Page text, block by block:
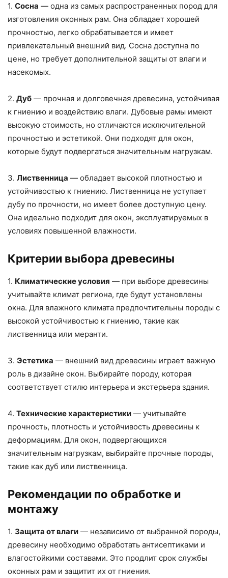
1. Сосна — одна из самых распространенных пород для
изготовления оконных рам. Она обладает хорошей
прочностью, легко обрабатывается и имеет
привлекательный внешний вид. Сосна доступна по
цене, но требует дополнительной защиты от влаги и
насекомых.
2. Дуб — прочная и долговечная древесина, устойчивая
к гниению и воздействию влаги. Дубовые рамы имеют
высокую стоимость, но отличаются исключительной
прочностью и эстетикой. Они подходят для окон,
которые будут подвергаться значительным нагрузкам.
3. Лиственница — обладает высокой плотностью и
устойчивостью к гниению. Лиственница не уступает
дубу по прочности, но имеет более доступную цену.
Она идеально подходит для окон, эксплуатируемых в
условиях повышенной влажности.
Критерии выбора древесины
1. Климатические условия — при выборе древесины
учитывайте климат региона, где будут установлены
окна. Для влажного климата предпочтительны породы с
высокой устойчивостью к гниению, такие как
лиственница или меранти.
3. Эстетика — внешний вид древесины играет важную
роль в дизайне окон. Выбирайте породу, которая
соответствует стилю интерьера и экстерьера здания.
4. Технические характеристики — учитывайте
прочность, плотность и устойчивость древесины к
деформациям. Для окон, подвергающихся
значительным нагрузкам, выбирайте прочные породы,
такие как дуб или лиственница.
Рекомендации по обработке и
монтажу
1. Защита от влаги — независимо от выбранной породы,
древесину необходимо обработать антисептиками и
влагостойкими составами. Это продлит срок службы
оконных рам и защитит их от гниения.